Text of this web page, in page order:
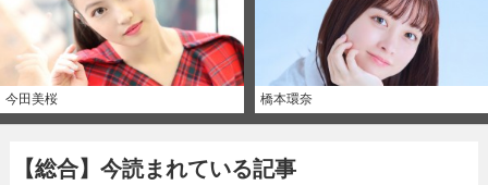
今田美桜 橋本環奈
【総合】今読まれている記事